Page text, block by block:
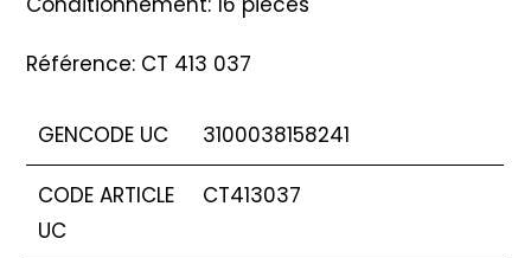
Référence: CT 413 037
GENCODE UC 3100038158241
CODE ARTICLE
UC
CT413037